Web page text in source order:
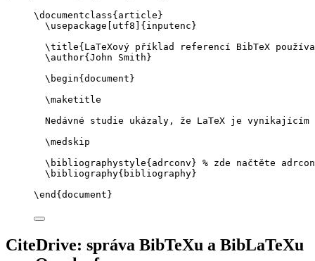
\documentclass{ article }
\usepackage
utf8 ]{ inputenc }
\title{LaTeXový příklad referencí BibTeX
\author{John Smith}
\begin{ document }
\maketitle
Nedávné studie ukázaly, že LaTeX je vynikajícím
\medskip
\bibliographystyle{adrconv} % zde načtěte
\bibliography{bibliography}
\end { document }
CiteDrive: správa BibTeXu a BibLaTeXu